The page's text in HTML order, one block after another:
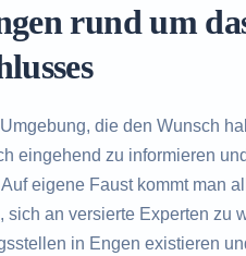
rund um
die den Wunsch
eingehend zu informieren
eigene Faust kommt man
sich an versierte Experten zu
in Engen existieren